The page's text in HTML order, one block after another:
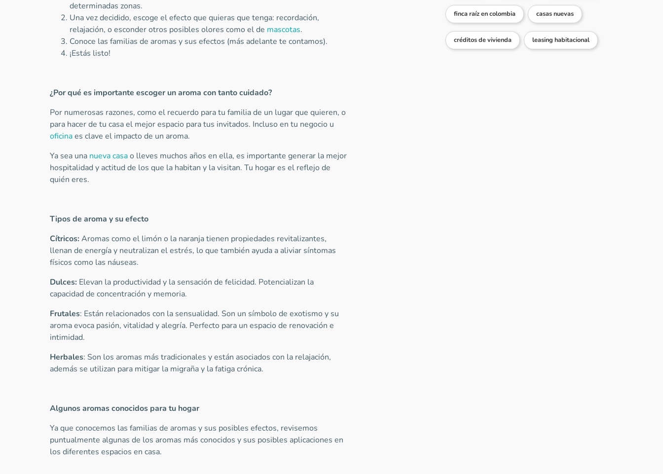
determinadas zonas.
Una vez decidido, escoge el efecto que quieras que tenga: recordación,
relajación, o esconder otros posibles olores como el de mascotas.
Conoce las familias de aromas y sus efectos (más adelante te contamos).
¡Estás listo!
¿Por qué es importante escoger un aroma con tanto cuidado?
Por numerosas razones, como el recuerdo para tu familia de un lugar que quieren, o
para hacer de tu casa el mejor espacio para tus invitados. Incluso en tu negocio u
oficinaes clave el impacto de un aroma.
Ya sea una nueva casao lleves muchos años en ella, es importante generar la mejor
hospitalidad y actitud de los que la habitan y la visitan. Tu hogar es el reflejo de
quién eres.
Tipos de aroma y su efecto
Cítricos:Aromas como el limón o la naranja tienen propiedades revitalizantes,
llenan de energía y neutralizan el estrés, lo que también ayuda a aliviar síntomas
físicos como las náuseas.
Dulces: Elevan la productividad y la sensación de felicidad. Potencializan la
capacidad de concentración y memoria.
Frutales: Están relacionados con la sensualidad. Son un símbolo de exotismo y su
aroma evoca pasión, vitalidad y alegría. Perfecto para un espacio de renovación e
intimidad.
Herbales: Son los aromas más tradicionales y están asociados con la relajación,
además se utilizan para mitigar la migraña y la fatiga crónica.
Algunos aromas conocidos para tu hogar
Ya que conocemos las familias de aromas y sus posibles efectos, revisemos
puntualmente algunas de los aromas más conocidos y sus posibles aplicaciones en
los diferentes espacios en casa.
finca raíz en colombia casas nuevas
créditos de vivienda leasing habitacional